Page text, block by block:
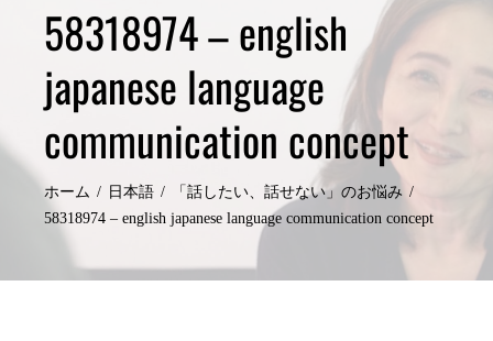
58318974 – english
japanese language
communication concept
ホーム 日本語
「話したい、話せない」のお悩み
58318974 – english japanese language communication concept